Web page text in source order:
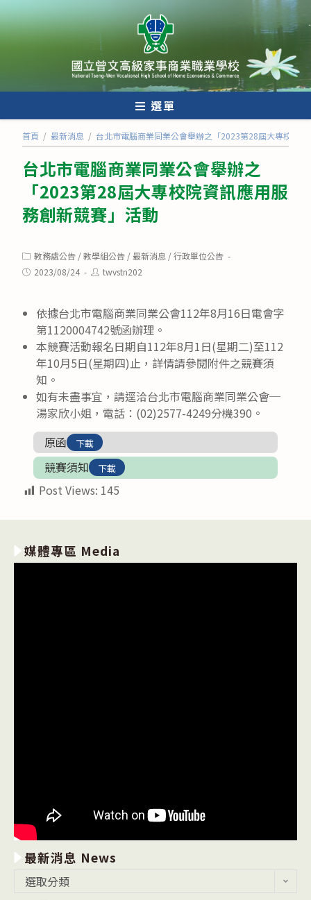
跳
轉
至
內
選單
首頁 / 最新消息 / 台北市電腦商業同業公會舉辦之「2023第28屆大專校院
台北市電腦商業同業公會舉辦之
「2023第28屆大專校院資訊應用服
務創新競賽」活動
Post
category:
教務處公告 /教學組公告 /最新消息 /行政單位公告
Post2023/08/24
Posttwvstn202
依據台北市電腦商業同業公會112年8月16日電會字
第1120004742號函辦理。
本競賽活動報名日期自112年8月1日(星期二)至112
年10月5日(星期四)止，詳情請參閱附件之競賽須
知。
如有未盡事宜，請逕洽台北市電腦商業同業公會─
湯家欣小姐，電話：(02)2577-4249分機390。
原函
下載
競賽須知 下載
Post Views: 145
媒體專區 Media
最新消息 News
選取分類